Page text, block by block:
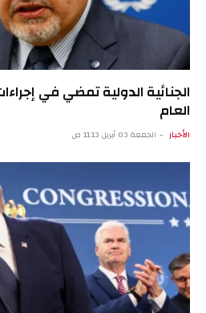
الجنائية الدولية تمضي في
العام
الأخبار الجمعة 03 أبريل 11:13 ص